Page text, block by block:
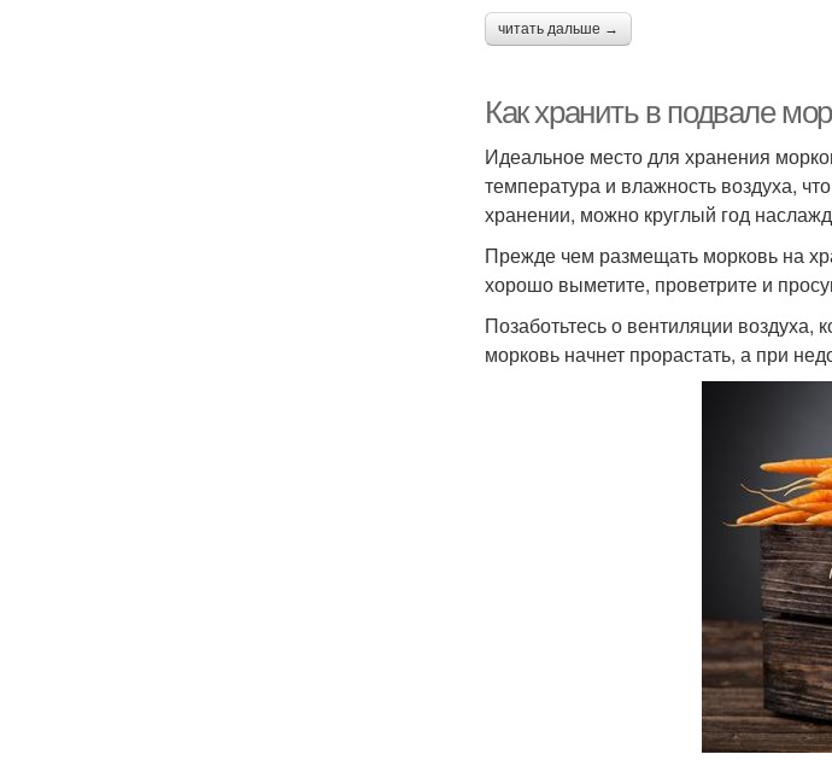
читать дальше →
Как хранить в подвале
Идеальное место для хранения
температура и влажность воздуха,
хранении, можно круглый год
Прежде чем размещать морковь на
хорошо выметите, проветрите и
Позаботьтесь о вентиляции
морковь начнет прорастать, а при